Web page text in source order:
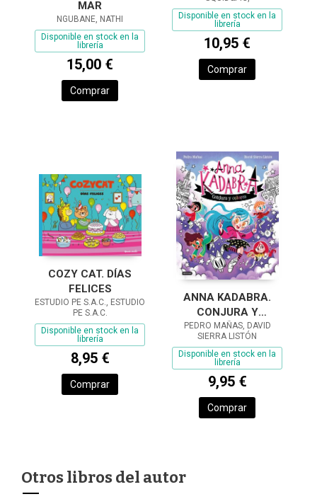
MAR
NGUBANE, NATHI
Disponible en stock en la
librería
15,00 €
Comprar
Disponible en stock en la
librería
10,95 €
Comprar
COZY CAT. DÍAS
FELICES
ESTUDIO PE S.A.C., ESTUDIO
PE S.A.C.
Disponible en stock en la
librería
8,95 €
Comprar
ANNA KADABRA.
CONJURA Y
COLOREA
PEDRO MAÑAS, DAVID
SIERRA LISTÓN
Disponible en stock en la
librería
9,95 €
Comprar
Otros libros del autor